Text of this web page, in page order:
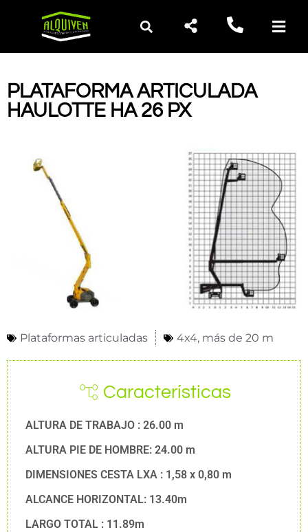
PLATAFORMA ARTICULADA
HAULOTTE HA 26 PX
Plataformas articuladas 4x4, más de 20 m
Características
ALTURA DE TRABAJO : 26.00 m
ALTURA PIE DE HOMBRE: 24.00 m
DIMENSIONES CESTA LXA : 1,58 x 0,80 m
ALCANCE HORIZONTAL: 13.40m
LARGO TOTAL : 11.89m